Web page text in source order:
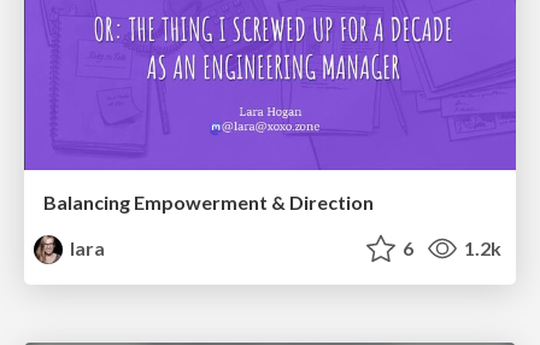
Balancing Empowerment & Direction
lara
6 1.2k